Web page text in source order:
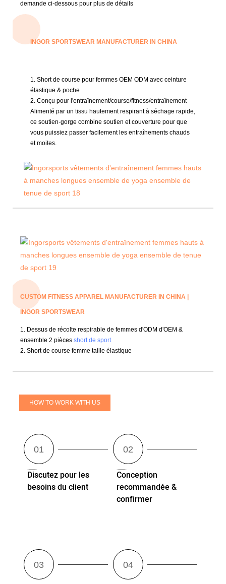
demande ci-dessous pour plus de détails
INGOR SPORTSWEAR MANUFACTURER IN CHINA
1. Short de course pour femmes OEM ODM avec ceinture
élastique & poche
2. Conçu pour l'entraînement/course/fitness/entraînement
Alimenté par un tissu hautement respirant à séchage rapide,
ce soutien-gorge combine soutien et couverture pour que
vous puissiez passer facilement les entraînements chauds
et moites.
CUSTOM FITNESS APPAREL MANUFACTURER IN CHINA |
INGOR SPORTSWEAR
1. Dessus de récolte respirable de femmes d'ODM d'OEM &
ensemble 2 pièces short de sport
2. Short de course femme taille élastique
HOW TO WORK WITH US
Discutez pour les
besoins du client
Conception
recommandée &
confirmer